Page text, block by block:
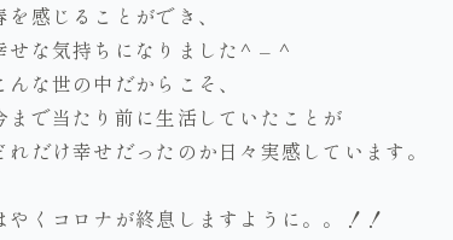
を感じることができ、
せな気持ちになりました^ – ^
んな世の中だからこそ、
まで当たり前に生活していたことが
れだけ幸せだったのか日々実感しています。
やくコロナが終息しますように。。！！